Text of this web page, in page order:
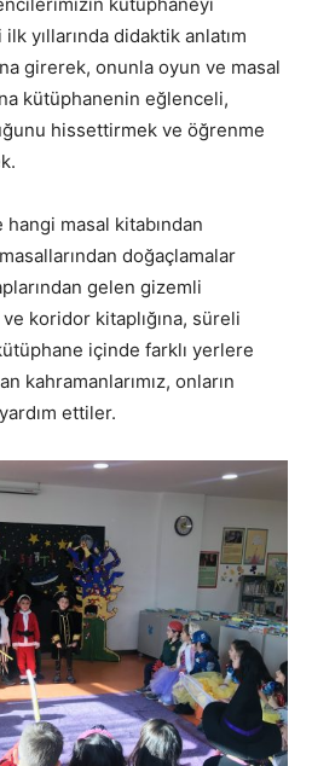
yıllarında didaktik anlatım
girerek, onunla oyun ve masal
kütüphanenin eğlenceli,
hissettirmek ve öğrenme
masal kitabından
doğaçlamalar
gelen gizemli
koridor kitaplığına, süreli
içinde farklı yerlere
kahramanlarımız, onların
ettiler.